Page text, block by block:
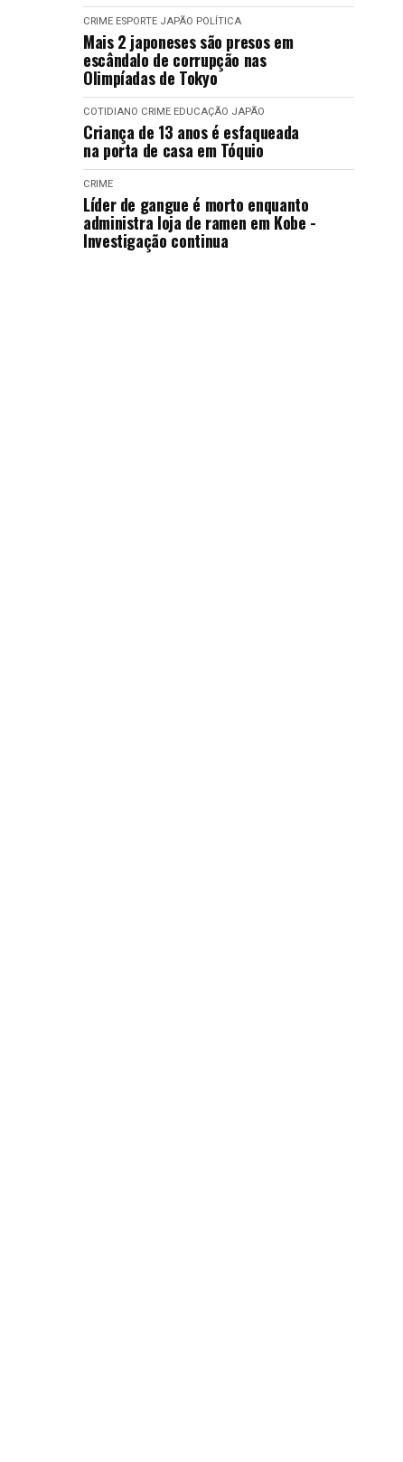
CRIME ESPORTE JAPÃO POLÍTICA
Mais 2 japoneses são presos em
escândalo de corrupção nas
Olimpíadas de Tokyo
COTIDIANO CRIME EDUCAÇÃO JAPÃO
Criança de 13 anos é esfaqueada
na porta de casa em Tóquio
CRIME
Líder de gangue é morto enquanto
administra loja de ramen em Kobe -
Investigação continua